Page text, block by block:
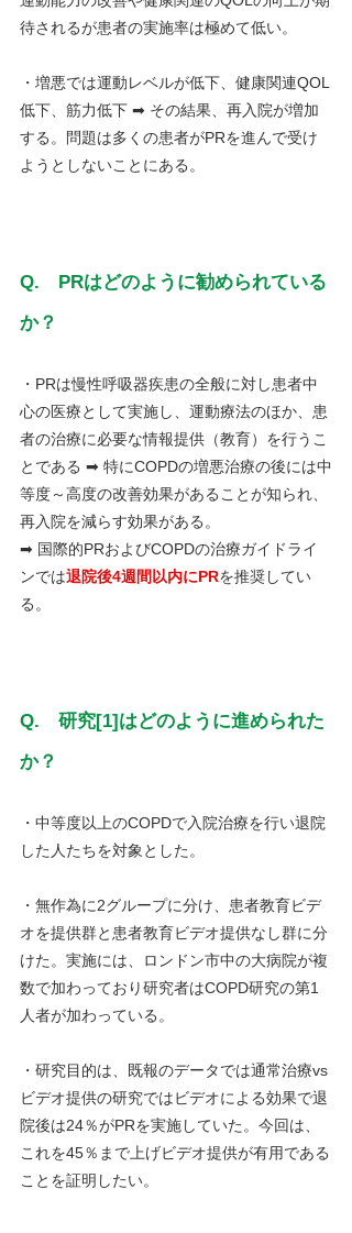
待されるが患者の実施率は極めて低い。
・増悪では運動レベルが低下、健康関連QOL
低下、筋力低下 ➡ その結果、再入院が増加
する。問題は多くの患者がPRを進んで受け
ようとしないことにある。
Q.　PRはどのように勧められている
か？
・PRは慢性呼吸器疾患の全般に対し患者中
心の医療として実施し、運動療法のほか、患
者の治療に必要な情報提供（教育）を行うこ
とである ➡ 特にCOPDの増悪治療の後には中
等度～高度の改善効果があることが知られ、
再入院を減らす効果がある。
➡ 国際的PRおよびCOPDの治療ガイドライ
ンでは退院後4週間以内にPRを推奨してい
る。
Q.　研究[1]はどのように進められた
か？
・中等度以上のCOPDで入院治療を行い退院
した人たちを対象とした。
・無作為に2グループに分け、患者教育ビデ
オを提供群と患者教育ビデオ提供なし群に分
けた。実施には、ロンドン市中の大病院が複
数で加わっており研究者はCOPD研究の第1
人者が加わっている。
・研究目的は、既報のデータでは通常治療vs
ビデオ提供の研究ではビデオによる効果で退
院後は24％がPRを実施していた。今回は、
これを45％まで上げビデオ提供が有用である
ことを証明したい。